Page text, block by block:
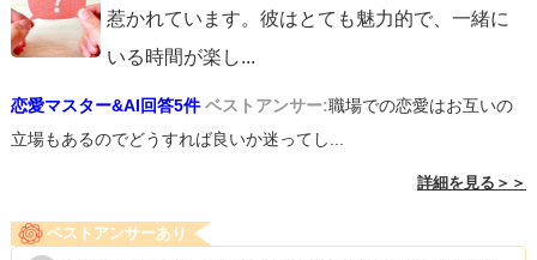
惹かれています。彼はとても魅力的で、一緒に
いる時間が楽し...
恋愛マスター&AI回答5件 ベストアンサー:職場での恋愛はお互いの
立場もあるのでどうすれば良いか迷ってし...
詳細を見る＞＞
ベストアンサーあり